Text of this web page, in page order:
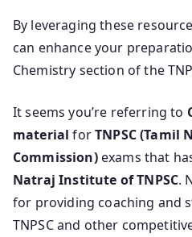
By leveraging these
can enhance your
Chemistry section of the
It seems you’re referring to
material forTNPSC (Tamil
Commission)exams that
Natraj Institute of TNPSC.
for providing coaching and
TNPSC and other